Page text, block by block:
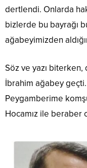
dertlendi. Onlarda
bizlerde bu bayrağı
ağabeyimizden
Söz ve yazı
İbrahim ağabey
Peygamberime
Hocamız ile beraber